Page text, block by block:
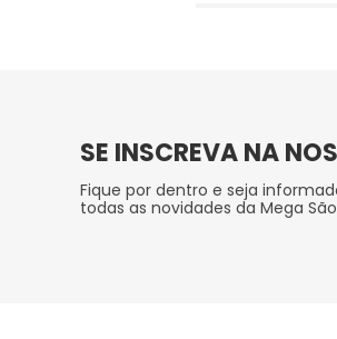
SE INSCREVA NA
Fique por dentro e seja
todas as novidades da Mega